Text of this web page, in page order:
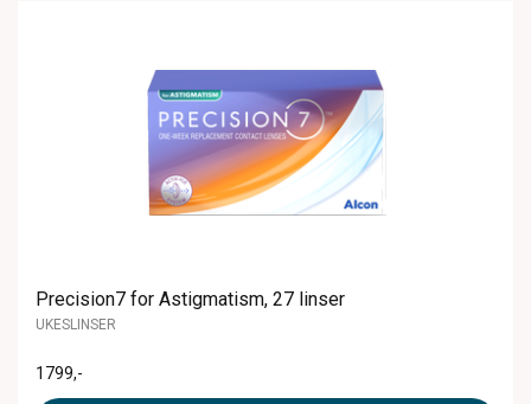
Precision7 for Astigmatism, 27 linser
UKESLINSER
1799,-